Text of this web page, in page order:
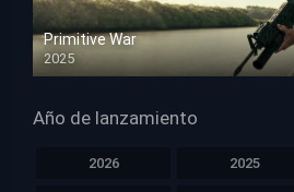
Primitive War
2025
HD 1080p
Año de lanzamiento
2026 2025